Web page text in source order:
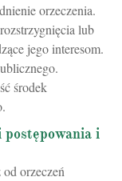
orzeczenia.
lub
jego interesom.
środek
i
orzeczeń